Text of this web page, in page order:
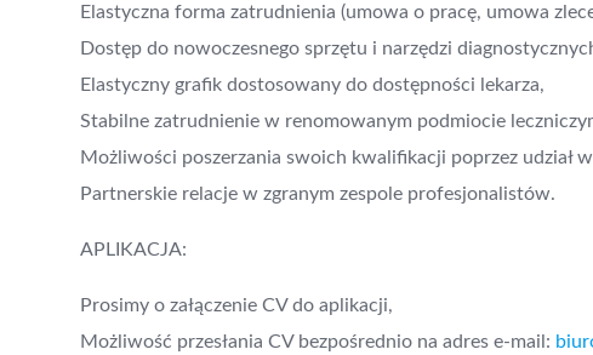
Elastyczna forma zatrudnienia (umowa o pracę, umowa
Dostęp do nowoczesnego sprzętu i narzędzi
Elastyczny grafik dostosowany do dostępności lekarza,
Stabilne zatrudnienie w renomowanym podmiocie
Możliwości poszerzania swoich kwalifikacji poprzez udział
Partnerskie relacje w zgranym zespole profesjonalistów.
APLIKACJA:
Prosimy o załączenie CV do aplikacji,
Możliwość przesłania CV bezpośrednio na adres e-mail: